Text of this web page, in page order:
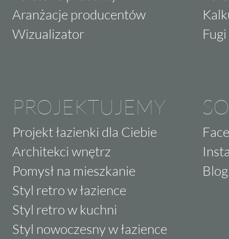
Aranżacje producentów
Wizualizator
PROJEKTUJEMY
Projekt łazienki dla Ciebie
Architekci wnętrz
Pomysł na mieszkanie
Styl retro w łazience
Styl retro w kuchni
Styl nowoczesny w łazience
Blog